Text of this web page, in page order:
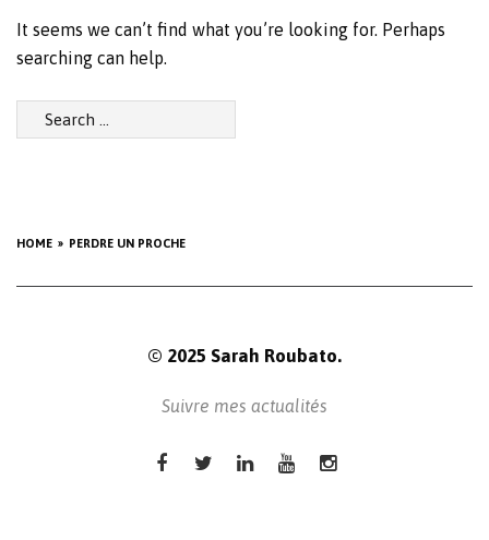
HOME PERDRE UN PROCHE
It seems we can’t find what you’re looking for. Perhaps
searching can help.
Search
for:
© 2025 Sarah Roubato.
Suivre mes actualités